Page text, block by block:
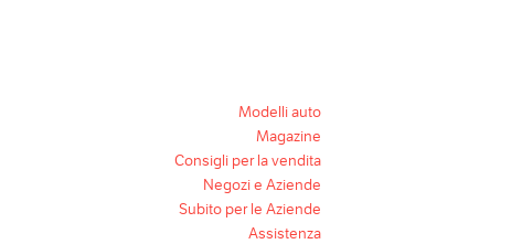
Modelli auto
Magazine
Consigli per la vendita
Negozi e Aziende
Subito per le Aziende
Assistenza